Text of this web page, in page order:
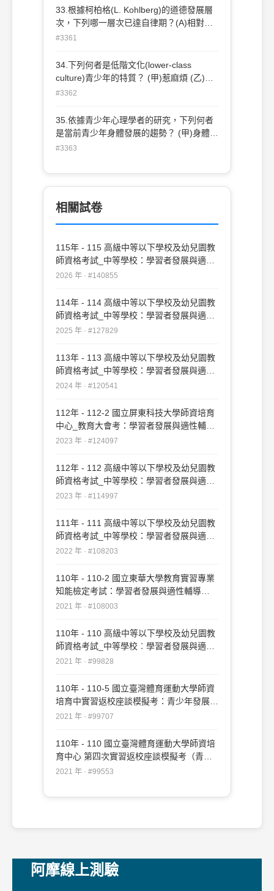
物的增強，使男女行為表現日益分化(C)認
知發展論認為個人為了獲得酬賞，所以會表
33.根據柯柏格(L. Kohlberg)的道德發展層
次，下列哪一層次已達自律期？(A)相對功
利取向 (B)尋求認可取向 (C)普遍原則取向
#3361
34.下列何者是低階文化(lower-class
culture)青少年的特質？ (甲)惹麻煩 (乙)粗
獷 (丙)精明(丁)不相信命運 (戊)過度敏感
#3362
35.依據青少年心理學者的研究，下列何者
是當前青少年身體發展的趨勢？ (甲)身體的
發展越來越晚成熟 (乙)青少年期越來越縮短
臨並向後延伸(A)甲乙 (B)乙丙 (C)丙丁 (D)
甲丁
#3363
相關試卷
115年 - 115 高級中等以下學校及幼兒園教
師資格考試_中等學校：學習者發展與適性
輔導#140855
2026 年 · #140855
114年 - 114 高級中等以下學校及幼兒園教
師資格考試_中等學校：學習者發展與適性
輔導#127829
2025 年 · #127829
113年 - 113 高級中等以下學校及幼兒園教
師資格考試_中等學校：學習者發展與適性
輔導#120541
2024 年 · #120541
112年 - 112-2 國立屏東科技大學師資培育
中心_教育大會考：學習者發展與適性輔導
#124097
2023 年 · #124097
112年 - 112 高級中等以下學校及幼兒園教
師資格考試_中等學校：學習者發展與適性
輔導#114997
2023 年 · #114997
111年 - 111 高級中等以下學校及幼兒園教
師資格考試_中等學校：學習者發展與適性
輔導#108203
2022 年 · #108203
110年 - 110-2 國立東華大學教育實習專業
知能檢定考試：學習者發展與適性輔導
#108003
2021 年 · #108003
110年 - 110 高級中等以下學校及幼兒園教
師資格考試_中等學校︰學習者發展與適性
輔導#99828
2021 年 · #99828
110年 - 110-5 國立臺灣體育運動大學師資
培育中實習返校座談模擬考：青少年發展與
輔導#99707
2021 年 · #99707
110年 - 110 國立臺灣體育運動大學師資培
育中心 第四次實習返校座談模擬考（青少
年發展與輔導）#99553
2021 年 · #99553
阿摩線上測驗